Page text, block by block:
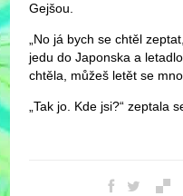
Gejšou.
„No já bych se chtěl
jedu do Japonska a
chtěla, můžeš letět se
„Tak jo. Kde jsi?“ zeptala